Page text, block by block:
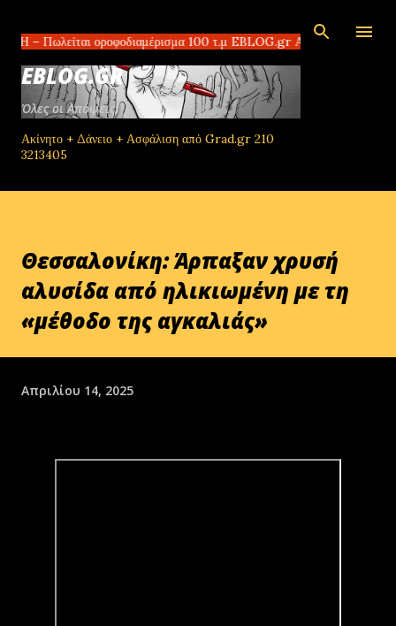
100 τ.μ EBLOG.gr Αδίστακτοι διακινητές
EBLOG.GR
Όλες οι Απόψεις!
Ακίνητο + Δάνειο + Ασφάλιση από Grad.gr 210
3213405
Θεσσαλονίκη: Άρπαξαν χρυσή
αλυσίδα από ηλικιωμένη με τη
«μέθοδο της αγκαλιάς»
Απριλίου 14, 2025